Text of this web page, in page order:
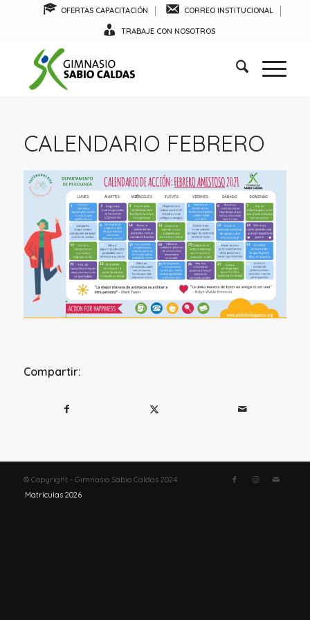
OFERTAS CAPACITACIÓN CORREO INSTITUCIONAL
TRABAJE CON NOSOTROS
CALENDARIO FEBRERO
Compartir:
© Copyright - Gimnasio Sabio Caldas 2024
Matrículas 2026